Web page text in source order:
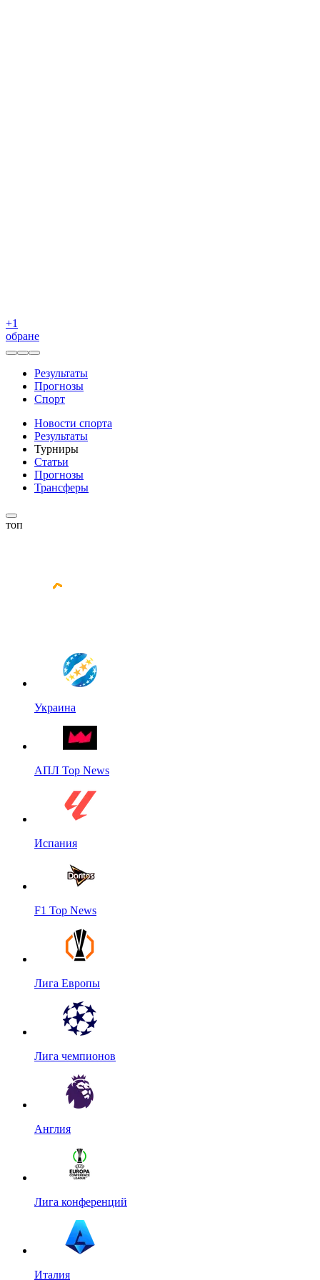
+1
обране
Результаты
Прогнозы
Спорт
Новости спорта
Результаты
Турниры
Статьи
Прогнозы
Трансферы
топ
Украина
АПЛ Top News
Испания
F1 Top News
Лига Европы
Лига чемпионов
Англия
Лига конференций
Италия